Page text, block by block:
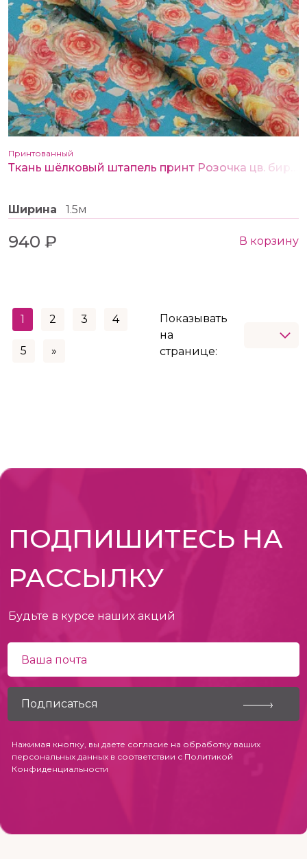
Принтованный
Ширина 1.5м
940 ₽ В корзину
1 2 3 4
5 »
Показывать
на
странице:
ПОДПИШИТЕСЬ НА
РАССЫЛКУ
Будьте в курсе наших акций
Нажимая кнопку, вы даете согласие на обработку ваших
персональных данных в соответствии с Политикой
Конфиденциальности